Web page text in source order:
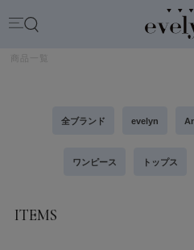
商品一覧
全ブランド evelyn
ワンピース トップス
ITEMS